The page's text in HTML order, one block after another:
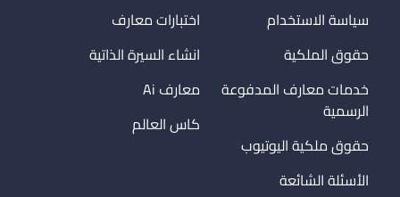
سياسة الاستخدام
حقوق الملكية
خدمات معارف المدفوعة
الرسمية
حقوق ملكية اليوتيوب
الأسئلة الشائعة
اختبارات معارف
انشاء السيرة الذاتية
معارف Ai
كاس العالم